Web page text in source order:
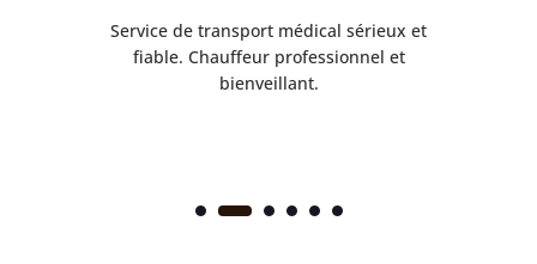
Service de transport médical sérieux et
fiable. Chauffeur professionnel et
bienveillant.